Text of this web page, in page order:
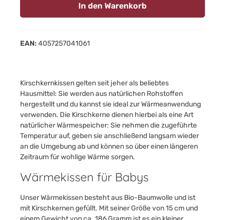
In den Warenkorb
EAN: 4057257041061
Kirschkernkissen gelten seit jeher als beliebtes
Hausmittel: Sie werden aus natürlichen Rohstoffen
hergestellt und du kannst sie ideal zur Wärmeanwendung
verwenden. Die Kirschkerne dienen hierbei als eine Art
natürlicher Wärmespeicher: Sie nehmen die zugeführte
Temperatur auf, geben sie anschließend langsam wieder
an die Umgebung ab und können so über einen längeren
Zeitraum für wohlige Wärme sorgen.
Wärmekissen für Babys
Unser Wärmekissen besteht aus Bio-Baumwolle und ist
mit Kirschkernen gefüllt. Mit seiner Größe von 15 cm und